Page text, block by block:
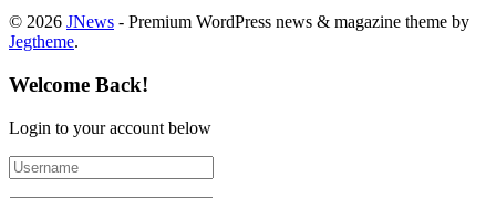
© 2026 JNews - Premium WordPress news & magazine theme by
Jegtheme.
Welcome Back!
Login to your account below